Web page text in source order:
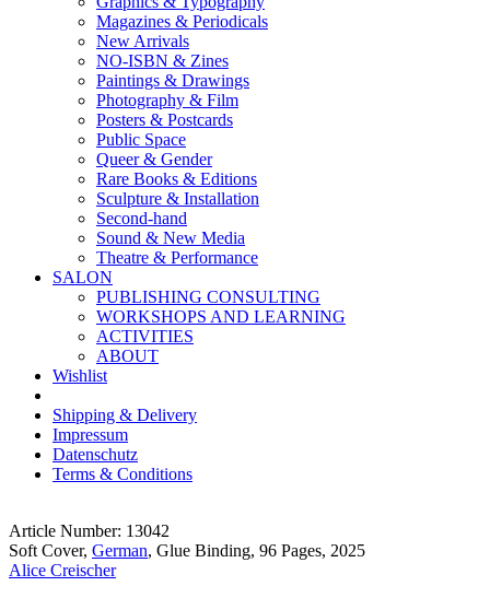
Magazines & Periodicals
New Arrivals
NO-ISBN & Zines
Paintings & Drawings
Photography & Film
Posters & Postcards
Public Space
Queer & Gender
Rare Books & Editions
Sculpture & Installation
Second-hand
Sound & New Media
Theatre & Performance
SALON
PUBLISHING CONSULTING
WORKSHOPS AND LEARNING
ACTIVITIES
ABOUT
Wishlist
Shipping & Delivery
Impressum
Datenschutz
Terms & Conditions
Article Number: 13042
Soft Cover, German, Glue Binding, 96 Pages, 2025
Alice Creischer